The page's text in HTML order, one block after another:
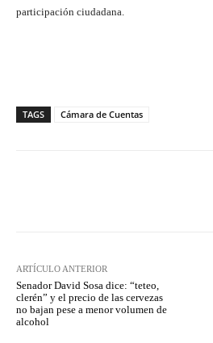
participación ciudadana.
TAGS Cámara de Cuentas
ARTÍCULO ANTERIOR
Senador David Sosa dice: “teteo,
clerén” y el precio de las cervezas
no bajan pese a menor volumen de
alcohol